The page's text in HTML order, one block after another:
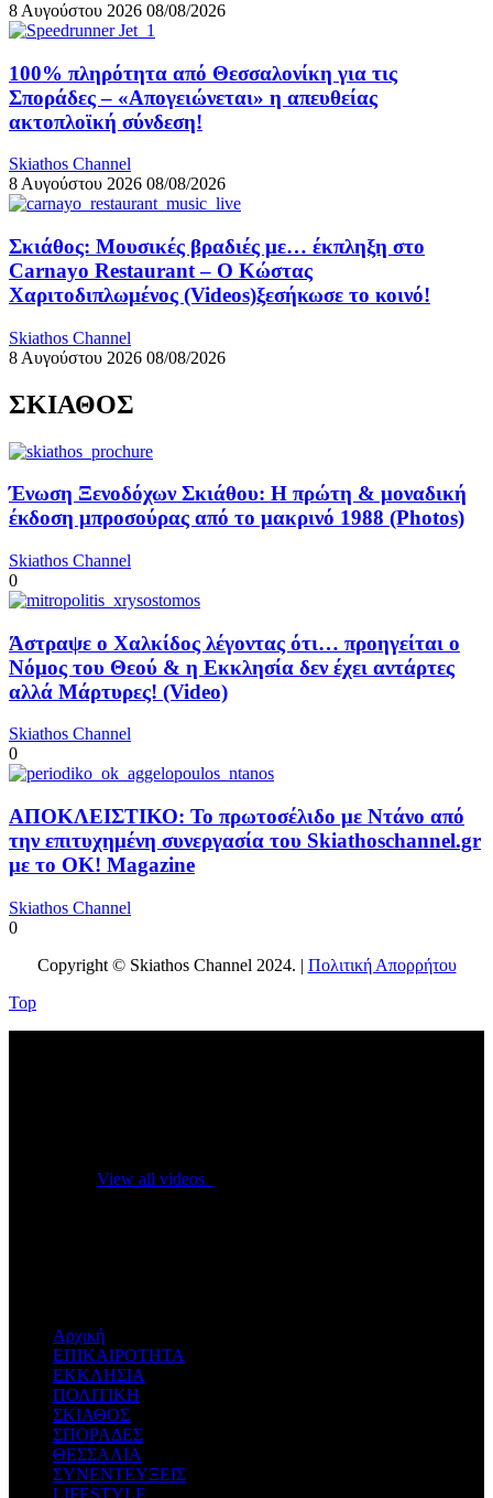
8 Αυγούστου 2026 08/08/2026
100% πληρότητα από Θεσσαλονίκη για τις
Σποράδες – «Απογειώνεται» η απευθείας
ακτοπλοϊκή σύνδεση!
Skiathos Channel
8 Αυγούστου 2026 08/08/2026
Σκιάθος: Μουσικές βραδιές με… έκπληξη στο
Carnayo Restaurant – Ο Κώστας
Χαριτοδιπλωμένος (Videos)ξεσήκωσε το κοινό!
Skiathos Channel
8 Αυγούστου 2026 08/08/2026
ΣΚΙΑΘΟΣ
Ένωση Ξενοδόχων Σκιάθου: Η πρώτη & μοναδική
έκδοση μπροσούρας από το μακρινό 1988 (Photos)
Skiathos Channel
0
Άστραψε ο Χαλκίδος λέγοντας ότι… προηγείται ο
Νόμος του Θεού & η Εκκλησία δεν έχει αντάρτες
αλλά Μάρτυρες! (Video)
Skiathos Channel
0
ΑΠΟΚΛΕΙΣΤΙΚΟ: Το πρωτοσέλιδο με Ντάνο από
την επιτυχημένη συνεργασία του Skiathoschannel.gr
με το OK! Magazine
Skiathos Channel
0
Copyright © Skiathos Channel 2024. | Πολιτική Απορρήτου
Top
View all videos
Αρχική
ΕΠΙΚΑΙΡΟΤΗΤΑ
ΕΚΚΛΗΣΙΑ
ΠΟΛΙΤΙΚΗ
ΣΚΙΑΘΟΣ
ΣΠΟΡΑΔΕΣ
ΘΕΣΣΑΛΙΑ
ΣΥΝΕΝΤΕΥΞΕΙΣ
LIFESTYLE